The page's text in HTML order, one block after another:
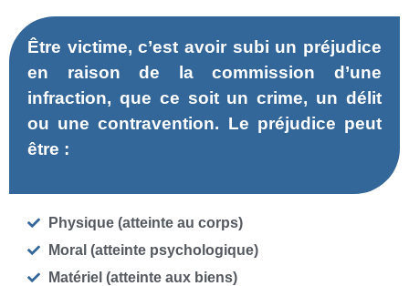
Être victime, c’est avoir subi un préjudice
en raison de la commission d’une
infraction, que ce soit un crime, un délit
ou une contravention. Le préjudice peut
être :
Physique (atteinte au corps)
Moral (atteinte psychologique)
Matériel (atteinte aux biens)